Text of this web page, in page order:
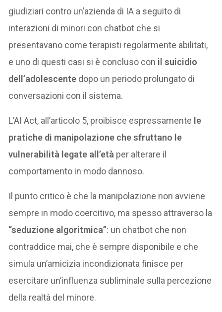
giudiziari contro un’azienda di IA a seguito di
interazioni di minori con chatbot che si
presentavano come terapisti regolarmente abilitati,
e uno di questi casi si è concluso con il suicidio
dell’adolescente dopo un periodo prolungato di
conversazioni con il sistema.
L’AI Act, all’articolo 5, proibisce espressamente le
pratiche di manipolazione che sfruttano le
vulnerabilità legate all’età per alterare il
comportamento in modo dannoso.
Il punto critico è che la manipolazione non avviene
sempre in modo coercitivo, ma spesso attraverso la
“seduzione algoritmica”: un chatbot che non
contraddice mai, che è sempre disponibile e che
simula un’amicizia incondizionata finisce per
esercitare un’influenza subliminale sulla percezione
della realtà del minore.